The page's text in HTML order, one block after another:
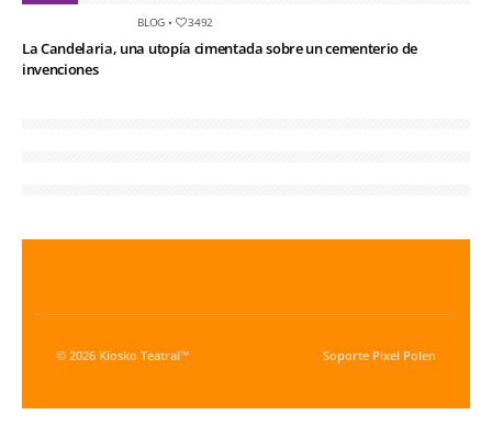
BLOG • 3492
La Candelaria, una utopía cimentada sobre un cementerio de
invenciones
© 2026 Kiosko Teatral™ Soporte Pixel Polen